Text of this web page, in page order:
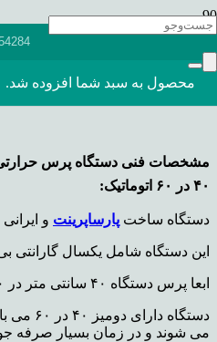
محصول به سبد شما افزوده شد.
پرس حرارتی
پنوماتیک تمام اتوماتیک
مشخصات فنی دستگاه پرس حرارتی
۴۰ در ۶۰ اتوماتیک:
دستگاه ساخت پارساپرینت و
این دستگاه شامل یکسال
ابعا پرس دستگاه ۴۰ سانتی متر در ۶۰ سانتی متر می باشد.
دستگاه
می شوند و در زمان بسیار صرفه